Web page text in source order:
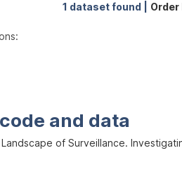
1 dataset found | Order
and data
of Surveillance.